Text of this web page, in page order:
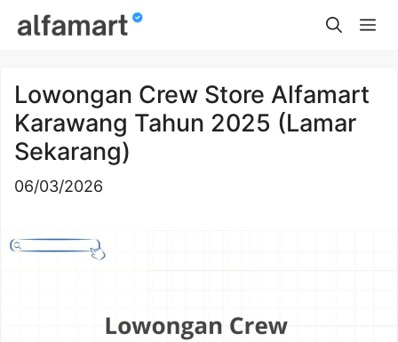
Lowongan Crew Store Alfamart
Karawang Tahun 2025 (Lamar
Sekarang)
06/03/2026